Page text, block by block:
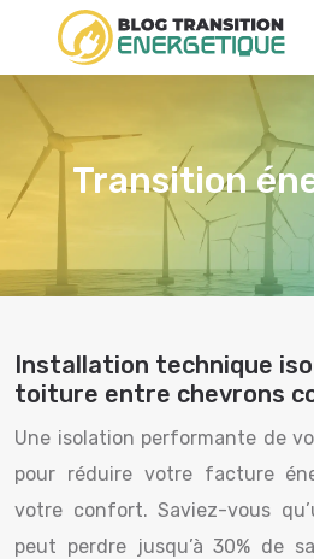
Transition
Installation technique
toiture entre chevrons
Une isolation performante de
pour réduire votre facture
votre confort. Saviez-vous
peut perdre jusqu’à 30% de